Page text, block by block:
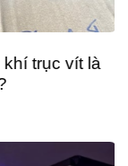
trục vít là